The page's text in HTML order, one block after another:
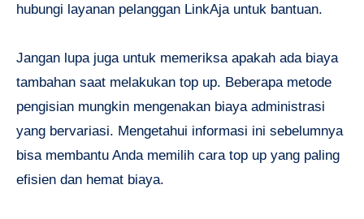
hubungi layanan pelanggan LinkAja untuk bantuan.
Jangan lupa juga untuk memeriksa apakah ada biaya
tambahan saat melakukan top up. Beberapa metode
pengisian mungkin mengenakan biaya administrasi
yang bervariasi. Mengetahui informasi ini sebelumnya
bisa membantu Anda memilih cara top up yang paling
efisien dan hemat biaya.